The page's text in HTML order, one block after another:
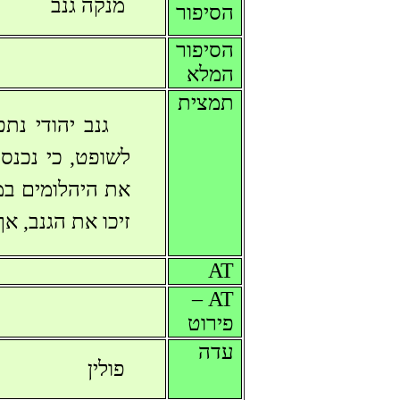
מנקה גנב
הסיפור
הסיפור
המלא
גנב יהודי
לשופט, כי
את היהלומים
זיכו את הגנב,
תמצית
AT
AT –
פירוט
פולין
עדה